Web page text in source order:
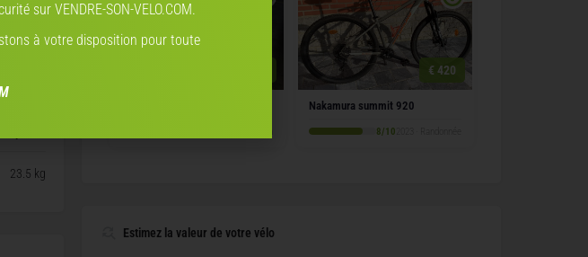
14/28
26"
23.5 kg
€ 420
Nakamura summit 920
8/10
Estimez la valeur de votre vélo
sur VENDRE-SON-VELO.COM.
à votre disposition pour toute